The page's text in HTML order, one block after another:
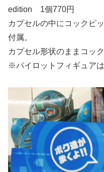
edition 1個770円
カプセルの中にコックピ
付属。
カプセル形状のままコッ
※パイロットフィギュアは